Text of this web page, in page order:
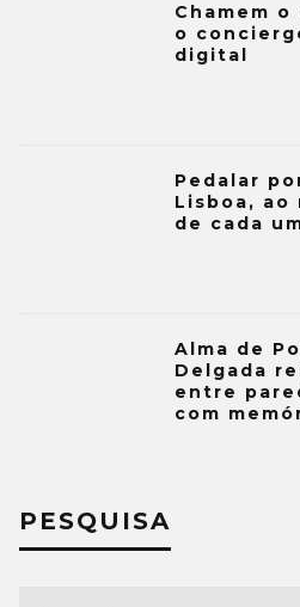
Chamem o
o
digital
Pedalar
Lisboa, ao
de cada
Alma de
Delgada
entre
com
PESQUISA